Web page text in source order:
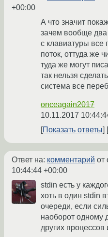
+00:00
А что значит
зачем вообще
с клавиатуры все
поток, оттуда же
туда же могут
так нельзя
система все
onceagain2017
10.11.2017
Показать ответы
Ответ на: комментарий от
10:44:44 +00:00
stdin есть у
хоть в один stdin
очереди, если
наоборот одному
других процессов